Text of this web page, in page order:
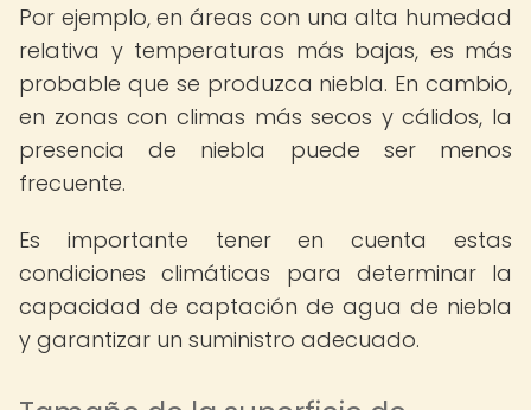
Por ejemplo, en áreas con una alta humedad
relativa y temperaturas más bajas, es más
probable que se produzca niebla. En cambio,
en zonas con climas más secos y cálidos, la
presencia de niebla puede ser menos
frecuente.
Es importante tener en cuenta estas
condiciones climáticas para determinar la
capacidad de captación de agua de niebla
y garantizar un suministro adecuado.